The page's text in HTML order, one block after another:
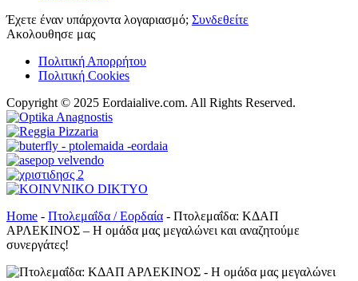
Έχετε έναν υπάρχοντα λογαριασμό; Συνδεθείτε
Ακολουθησε μας
Πολιτική Απορρήτου
Πολιτική Cookies
Copyright © 2025 Eordaialive.com. All Rights Reserved.
Home - Πτολεμαΐδα / Εορδαία - Πτολεμαΐδα: ΚΔΑΠ
ΑΡΛΕΚΙΝΟΣ – Η ομάδα μας μεγαλώνει και αναζητούμε
συνεργάτες!